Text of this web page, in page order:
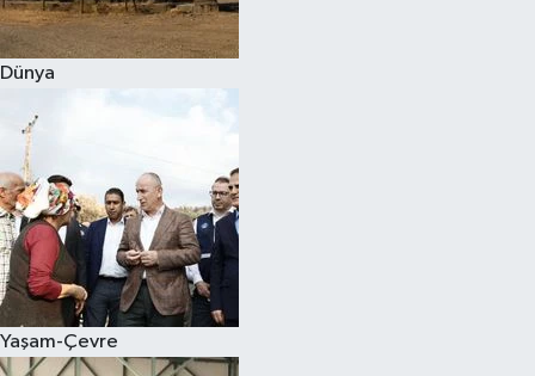
Dünya
Yaşam-Çevre
Kadın
Kültür Sanat
Sağlık
Siyaset
Teknoloji